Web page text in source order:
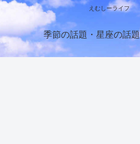
えむしーライフ
季節の話題・星座の話